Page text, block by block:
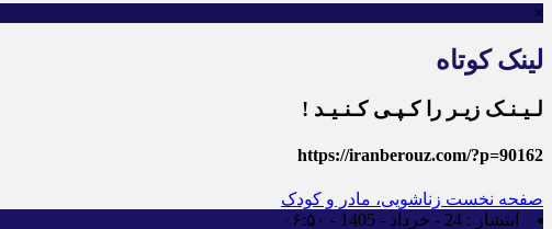
×
لینک کوتاه
لـیـنـک زیـر را کـپـی کـنـیـد !
https://iranberouz.com/?p=90162
صفحه نخست زناشویی، مادر و کودک
انتشار : 24 - خرداد - 1405 - ۰۶:۵۰